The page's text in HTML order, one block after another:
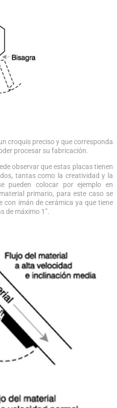
croquis preciso y que corresponda
procesar su fabricación.
observar que estas placas tienen
tantas como la creatividad y la
pueden colocar por ejemplo en
primario, para este caso se
con imán de cerámica ya que tiene
de máximo 1”.